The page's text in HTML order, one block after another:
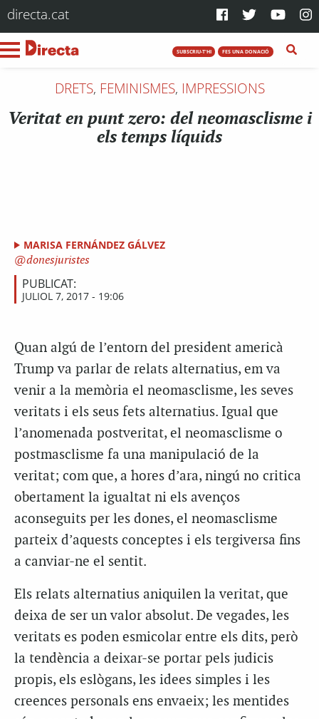
directa.cat
SUBSCRIU-T'HI FES UNA DONACIÓ
DRETS, FEMINISMES, IMPRESSIONS
Veritat en punt zero: del neomasclisme i
els temps líquids
MARISA FERNÁNDEZ GÁLVEZ
donesjuristes
PUBLICAT:
JULIOL 7, 2017 - 19:06
Quan algú de l’entorn del president americà
Trump va parlar de relats alternatius, em va
venir a la memòria el neomasclisme, les seves
veritats i els seus fets alternatius. Igual que
l’anomenada postveritat, el neomasclisme o
postmasclisme fa una manipulació de la
veritat; com que, a hores d’ara, ningú no critica
obertament la igualtat ni els avenços
aconseguits per les dones, el neomasclisme
parteix d’aquests conceptes i els tergiversa fins
a canviar-ne el sentit.
Els relats alternatius aniquilen la veritat, que
deixa de ser un valor absolut. De vegades, les
veritats es poden esmicolar entre els dits, però
la tendència a deixar-se portar pels judicis
propis, els eslògans, les idees simples i les
creences personals ens envaeix; les mentides